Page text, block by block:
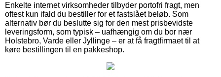
Enkelte internet virksomheder tilbyder portofri fragt, men
oftest kun ifald du bestiller for et fastslået beløb. Som
alternativ bør du beslutte sig for den mest prisbevidste
leveringsform, som typisk – uafhængig om du bor nær
Holstebro, Varde eller Jyllinge – er at få fragtfirmaet til at
køre bestillingen til en pakkeshop.